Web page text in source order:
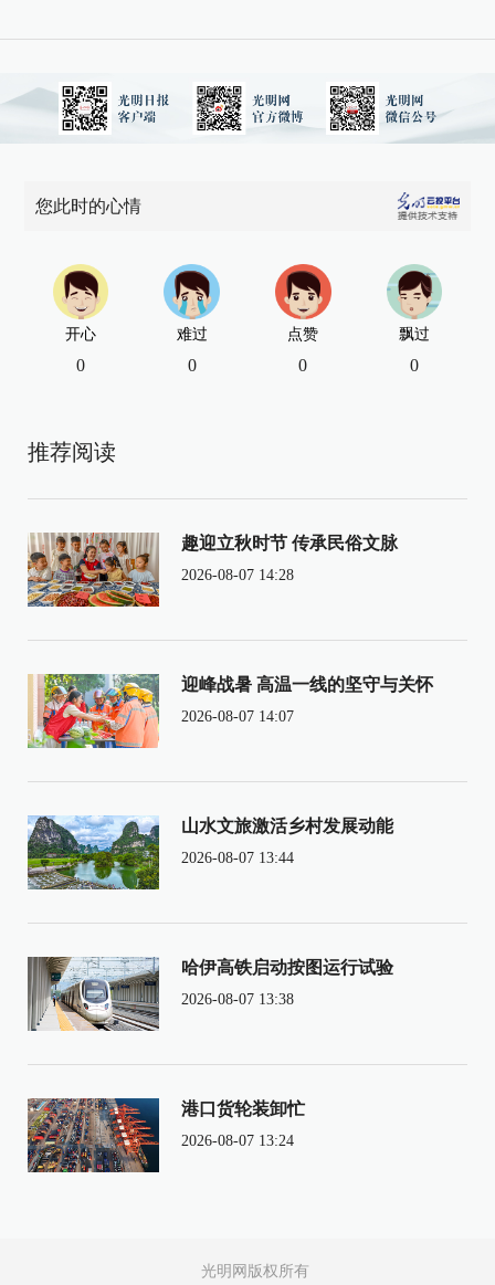
您此时的心情
开心
0
难过
0
点赞
0
飘过
0
推荐阅读
趣迎立秋时节 传承民俗文脉
2026-08-07 14:28
迎峰战暑 高温一线的坚守与关怀
2026-08-07 14:07
山水文旅激活乡村发展动能
2026-08-07 13:44
哈伊高铁启动按图运行试验
2026-08-07 13:38
港口货轮装卸忙
2026-08-07 13:24
光明网版权所有